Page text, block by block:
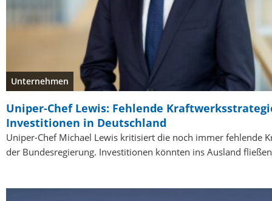
Unternehmen
Uniper-Chef Lewis: Fehlende
Investitionen in Deutschland
Uniper-Chef Michael Lewis kritisiert die noch immer fehlende
der Bundesregierung. Investitionen könnten ins Ausland